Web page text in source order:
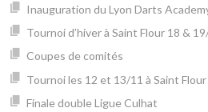
Inauguration du Lyon Darts
Tournoi d’hiver à Saint Flour 18 &
Coupes de comités
Tournoi les 12 et 13/11 à Saint Flour
Finale double Ligue Culhat